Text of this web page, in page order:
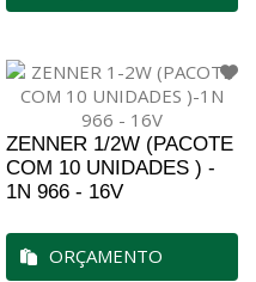
ZENNER 1/2W (PACOTE
COM 10 UNIDADES ) -
1N 966 - 16V
ORÇAMENTO